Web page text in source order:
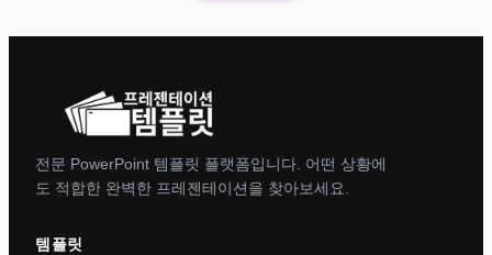
전문 PowerPoint 템플릿 플랫폼입니다. 어떤 상황에
도 적합한 완벽한 프레젠테이션을 찾아보세요.
템플릿